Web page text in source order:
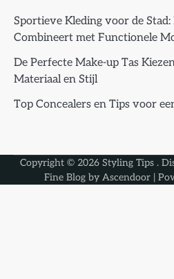
Sportieve Kleding voor de
Combineert met Functionele
De Perfecte Make-up Tas
Materiaal en Stijl
Top Concealers en Tips voor
Copyright © 2026 Styling Tips .
Fine Blog by Ascendoor |